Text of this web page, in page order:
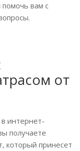
вам с
от
интернет-
получаете
который принесет